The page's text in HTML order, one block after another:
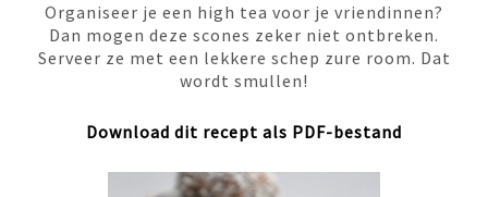
Organiseer je een high tea voor je vriendinnen?
Dan mogen deze scones zeker niet ontbreken.
Serveer ze met een lekkere schep zure room. Dat
wordt smullen!
Download dit recept als PDF-bestand